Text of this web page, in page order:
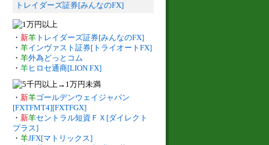
トレイダーズ証券[みんなのFX]
・ 新羊 トレイダーズ証券[みんなのFX]
・ 羊インヴァスト証券[トライオートFX]
・ 羊外為どっとコム
・ 羊ヒロセ通商[LION FX]
・ 新羊ゴールデンウェイジャパン
[FXTFMT4][FXTFGX]
・ 新羊セントラル短資ＦＸ[ダイレクト
プラス]
・ 羊JFX[マトリックス]